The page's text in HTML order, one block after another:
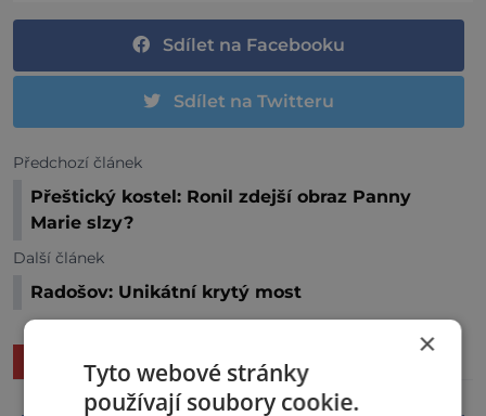
Sdílet na Facebooku
Sdílet na Twitteru
Předchozí článek
Přeštický kostel: Ronil zdejší obraz Panny
Marie slzy?
Další článek
Radošov: Unikátní krytý most
SOUVISEJÍCÍ ČLÁNKY
×
Tyto webové stránky
používají soubory cookie.